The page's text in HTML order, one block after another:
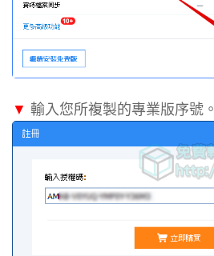
▼ 輸入您所複製的專業版序號。